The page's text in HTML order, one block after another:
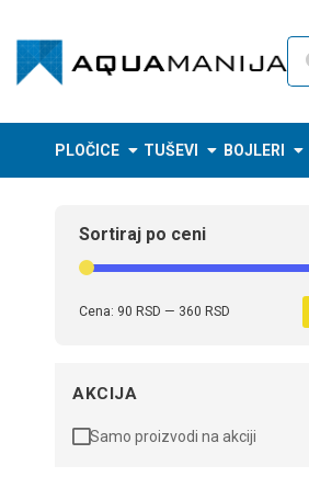
content
PLOČICE TUŠEVI BOJLERI
Sortiraj po ceni
Cena: 90 RSD — 360 RSD
AKCIJA
Samo proizvodi na akciji